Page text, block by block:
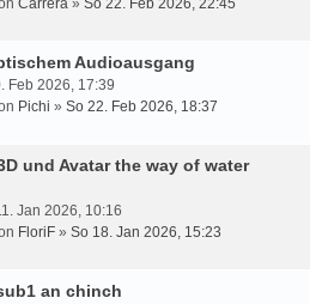
Carrera » So 22. Feb 2026, 22:45
Audioausgang
Feb 2026, 17:39
Pichi » So 22. Feb 2026, 18:37
und Avatar the way of water
Jan 2026, 10:16
FloriF » So 18. Jan 2026, 15:23
an chinch